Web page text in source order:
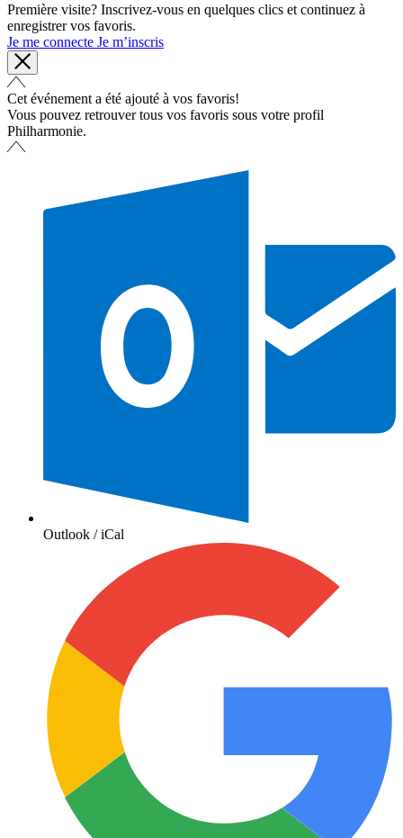
Première visite? Inscrivez-vous en quelques clics et continuez à
enregistrer vos favoris.
Je me connecte Je m’inscris
Cet événement a été ajouté à vos favoris!
Vous pouvez retrouver tous vos favoris sous votre profil
Philharmonie.
Outlook / iCal